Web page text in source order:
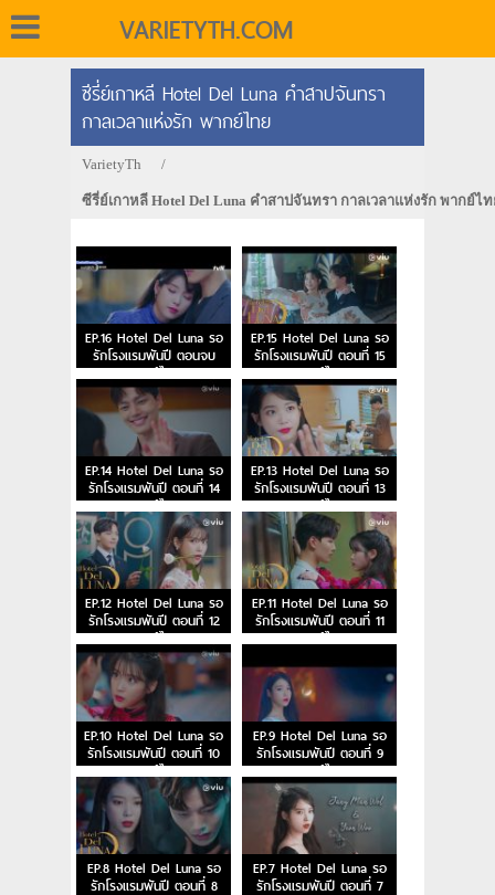
VARIETYTH.COM
ซีรี่ย์เกาหลี Hotel Del Luna คำสาปจันทรา
กาลเวลาแห่งรัก พากย์ไทย
VarietyTh /
ซีรี่ย์เกาหลี Hotel Del Luna คำสาปจันทรา กาลเวลาแห่งรัก พากย์ไ
EP.16 Hotel Del Luna รอ
รักโรงแรมพันปี ตอนจบ
พากย์ไทย
EP.15 Hotel Del Luna รอ
รักโรงแรมพันปี ตอนที่ 15
พากย์ไทย
EP.14 Hotel Del Luna รอ
รักโรงแรมพันปี ตอนที่ 14
พากย์ไทย
EP.13 Hotel Del Luna รอ
รักโรงแรมพันปี ตอนที่ 13
พากย์ไทย
EP.12 Hotel Del Luna รอ
รักโรงแรมพันปี ตอนที่ 12
พากย์ไทย
EP.11 Hotel Del Luna รอ
รักโรงแรมพันปี ตอนที่ 11
พากย์ไทย
EP.10 Hotel Del Luna รอ
รักโรงแรมพันปี ตอนที่ 10
พากย์ไทย
EP.9 Hotel Del Luna รอ
รักโรงแรมพันปี ตอนที่ 9
พากย์ไทย
EP.8 Hotel Del Luna รอ
รักโรงแรมพันปี ตอนที่ 8
EP.7 Hotel Del Luna รอ
รักโรงแรมพันปี ตอนที่ 7